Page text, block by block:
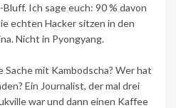
Ich sage euch: 90 % davon
echten Hacker sitzen in den
Nicht in Pyongyang.
Sache mit Kambodscha? Wer hat
Ein Journalist, der mal drei
war und dann einen Kaffee